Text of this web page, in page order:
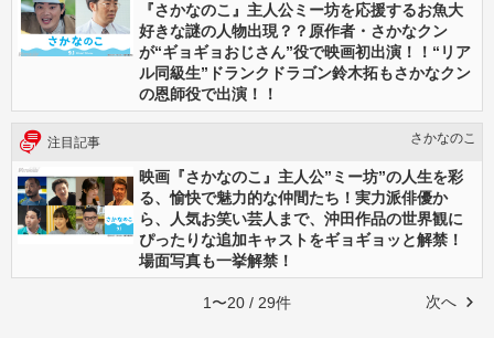
『さかなのこ』主人公ミー坊を応援するお魚大
好きな謎の人物出現？？原作者・さかなクン
が“ギョギョおじさん”役で映画初出演！！“リア
ル同級生”ドランクドラゴン鈴木拓もさかなクン
の恩師役で出演！！
注目記事 さかなのこ
映画『さかなのこ』主人公”ミー坊”の人生を彩
る、愉快で魅力的な仲間たち！実力派俳優か
ら、人気お笑い芸人まで、沖田作品の世界観に
ぴったりな追加キャストをギョギョッと解禁！
場面写真も一挙解禁！
次へ
1〜20 / 29件